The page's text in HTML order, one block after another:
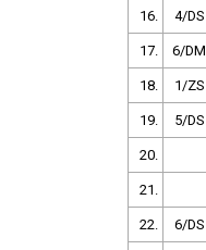
16. 4/DS
17. 6/DM
18. 1/ZS
19. 5/DS
20.
21.
22. 6/DS